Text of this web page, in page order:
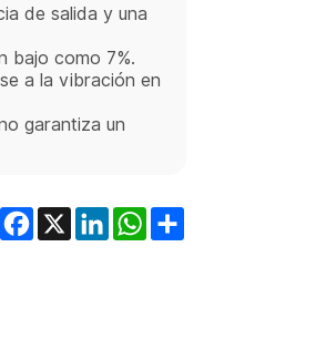
de salida y una
bajo como 7%.
a la vibración en
garantiza un
Facebook
X LinkedInWhatsApp